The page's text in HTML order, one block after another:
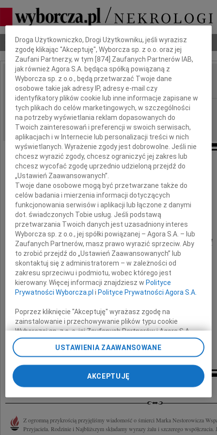
Nekrologi Odeszli Poradnik pogrzebowy
IMIĘ I NAZWISKO: Marek Nestorowicz
REGION: Szczecin
DATA EMISJI: 06.03.2020
Marka Nestorowicza
Rodzinie i Bliskim
składają
Koledzy i Koleżanki
z EPA Marine Sp. z o.o.
Inne kondolencje
Z ogromną przykrością przyjęliśmy wiadomość o śmierci Marka Nestorowicza
Przyjaciela. Rodzinie i Najbliższym składamy wyrazy żalu i szczerego współczucia.
Dbamy o Twoją prywatność
Droga Użytkowniczko, Drogi Użytkowniku, jeśli wyrazisz
zgodę klikając "Akceptuję", Wyborcza sp. z o.o. oraz jej
Zaufani Partnerzy, w tym [874 ] Zaufanych Partnerów IAB,
jak również Agora S.A. będąca spółką powiązaną z
Wyborcza sp. z o.o., będą przetwarzać Twoje dane
osobowe takie jak adresy IP, adresy e-mail czy
identyfikatory plików cookie lub inne informacje zapisane w
tych plikach do celów marketingowych, w szczególności
na potrzeby wyświetlania reklam dopasowanych do
Twoich zainteresowań i preferencji w swoich serwisach,
aplikacjach i w Internecie lub personalizacji treści w nich
wyświetlanych. Wyrażenie zgody jest dobrowolne. Jeśli nie
chcesz wyrazić zgody, chcesz ograniczyć jej zakres lub
chcesz wycofać zgodę uprzednio udzieloną przejdź do
„Ustawień Zaawansowanych”.
Twoje dane osobowe mogą być przetwarzane także do
celów badania i mierzenia informacji dotyczących
funkcjonowania serwisów i aplikacji lub łączone z danymi
dot. świadczonych Tobie usług. Jeśli podstawą
przetwarzania Twoich danych jest uzasadniony interes
Wyborcza sp. z o.o., jej spółki powiązanej – Agora S.A. – lub
Zaufanych Partnerów, masz prawo wyrazić sprzeciw. Aby
to zrobić przejdź do „Ustawień Zaawansowanych” lub
skontaktuj się z administratorem – w zależności od
zakresu sprzeciwu i podmiotu, wobec którego jest
kierowany. Więcej informacji znajdziesz w Polityce
Prywatności Wyborcza.pl i Polityce Prywatności Agora S.A.
Poprzez kliknięcie "Akceptuję" wyrażasz zgodę na
zainstalowanie i przechowywanie plików typu cookie
Wyborczej sp. z o. o. jej Zaufanych Partnerów i Agora S.A.
na Twoim urządzeniu końcowym. Możesz też w każdej
chwili zmienić swoje preferencje dot. plików cookie,
preferencjami dot. przetwarzania danych poprzez
odnośnik „Ustawienia prywatności” w stopce serwisu i
przechodząc do sekcji „Ustawienia zaawansowane”.
Zmiana ustawień plików cookie możliwa jest także za
My, nasi Zaufani Partnerzy i Agora S.A. możemy
USTAWIENIA ZAAWANSOWANE
AKCEPTUJĘ